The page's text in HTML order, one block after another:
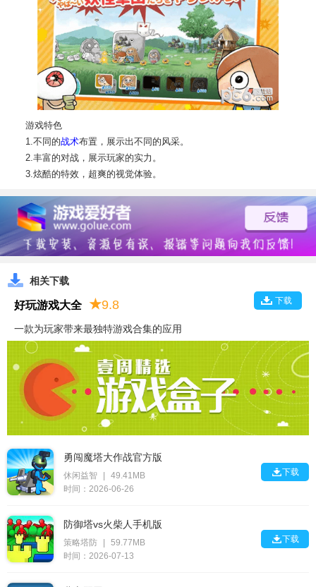
游戏特色
1.不同的战术布置，展示出不同的风采。
2.丰富的对战，展示玩家的实力。
3.炫酷的特效，超爽的视觉体验。
相关下载
下载
好玩游戏大全 ★9.8
一款为玩家带来最独特游戏合集的应用
勇闯魔塔大作战官方版
休闲益智
49.41MB
时间：2026-06-26
下载
防御塔vs火柴人手机版
策略塔防
59.77MB
时间：2026-07-13
下载